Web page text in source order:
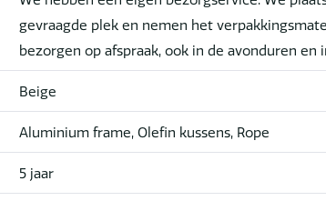
gevraagde plek en nemen het
bezorgen op afspraak, ook in de avonduren en
Beige
Aluminium frame, Olefin kussens, Rope
5 jaar